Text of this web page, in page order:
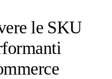
le SKU